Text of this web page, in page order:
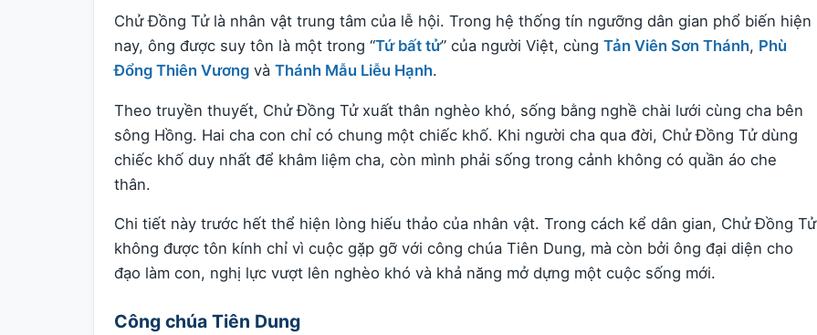
Chử Đồng Tử là nhân vật trung tâm của lễ hội. Trong hệ thống tín ngưỡng dân gian phổ biến hiện
nay, ông được suy tôn là một trong “Tứ bất tử” của người Việt, cùng Tản Viên Sơn Thánh, Phù
Đổng Thiên Vương và Thánh Mẫu Liễu Hạnh.
Theo truyền thuyết, Chử Đồng Tử xuất thân nghèo khó, sống bằng nghề chài lưới cùng cha bên
sông Hồng. Hai cha con chỉ có chung một chiếc khố. Khi người cha qua đời, Chử Đồng Tử dùng
chiếc khố duy nhất để khâm liệm cha, còn mình phải sống trong cảnh không có quần áo che
thân.
Chi tiết này trước hết thể hiện lòng hiếu thảo của nhân vật. Trong cách kể dân gian, Chử Đồng Tử
không được tôn kính chỉ vì cuộc gặp gỡ với công chúa Tiên Dung, mà còn bởi ông đại diện cho
đạo làm con, nghị lực vượt lên nghèo khó và khả năng mở dựng một cuộc sống mới.
Công chúa Tiên Dung